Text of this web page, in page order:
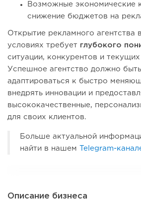
Возможные экономические
снижение бюджетов на
Открытие рекламного агентства
условиях требует глубокого
ситуации, конкурентов и текущих
Успешное агентство должно
адаптироваться к быстро
внедрять инновации и
высококачественные,
для своих клиентов.
Больше актуальной
найти в нашем Telegram-
Описание бизнеса